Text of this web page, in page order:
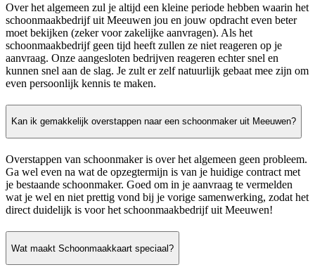
Over het algemeen zul je altijd een kleine periode hebben waarin het
schoonmaakbedrijf uit Meeuwen jou en jouw opdracht even beter
moet bekijken (zeker voor zakelijke aanvragen). Als het
schoonmaakbedrijf geen tijd heeft zullen ze niet reageren op je
aanvraag. Onze aangesloten bedrijven reageren echter snel en
kunnen snel aan de slag. Je zult er zelf natuurlijk gebaat mee zijn om
even persoonlijk kennis te maken.
Kan ik gemakkelijk overstappen naar een schoonmaker uit Meeuwen?
Overstappen van schoonmaker is over het algemeen geen probleem.
Ga wel even na wat de opzegtermijn is van je huidige contract met
je bestaande schoonmaker. Goed om in je aanvraag te vermelden
wat je wel en niet prettig vond bij je vorige samenwerking, zodat het
direct duidelijk is voor het schoonmaakbedrijf uit Meeuwen!
Wat maakt Schoonmaakkaart speciaal?